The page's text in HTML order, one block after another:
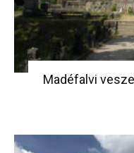
Madéfalvi